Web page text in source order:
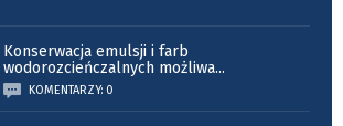
Konserwacja emulsji i farb
wodorozcieńczalnych możliwa...
KOMENTARZY: 0